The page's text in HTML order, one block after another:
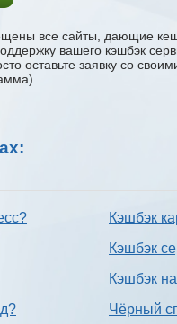
все сайты, дающие
вашего кэшбэк
оставьте заявку со
Кэшбэк
Кэшбэк
Кэшбэк
Чёрный